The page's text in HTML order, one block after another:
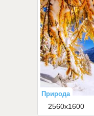
Природа
2560x1600